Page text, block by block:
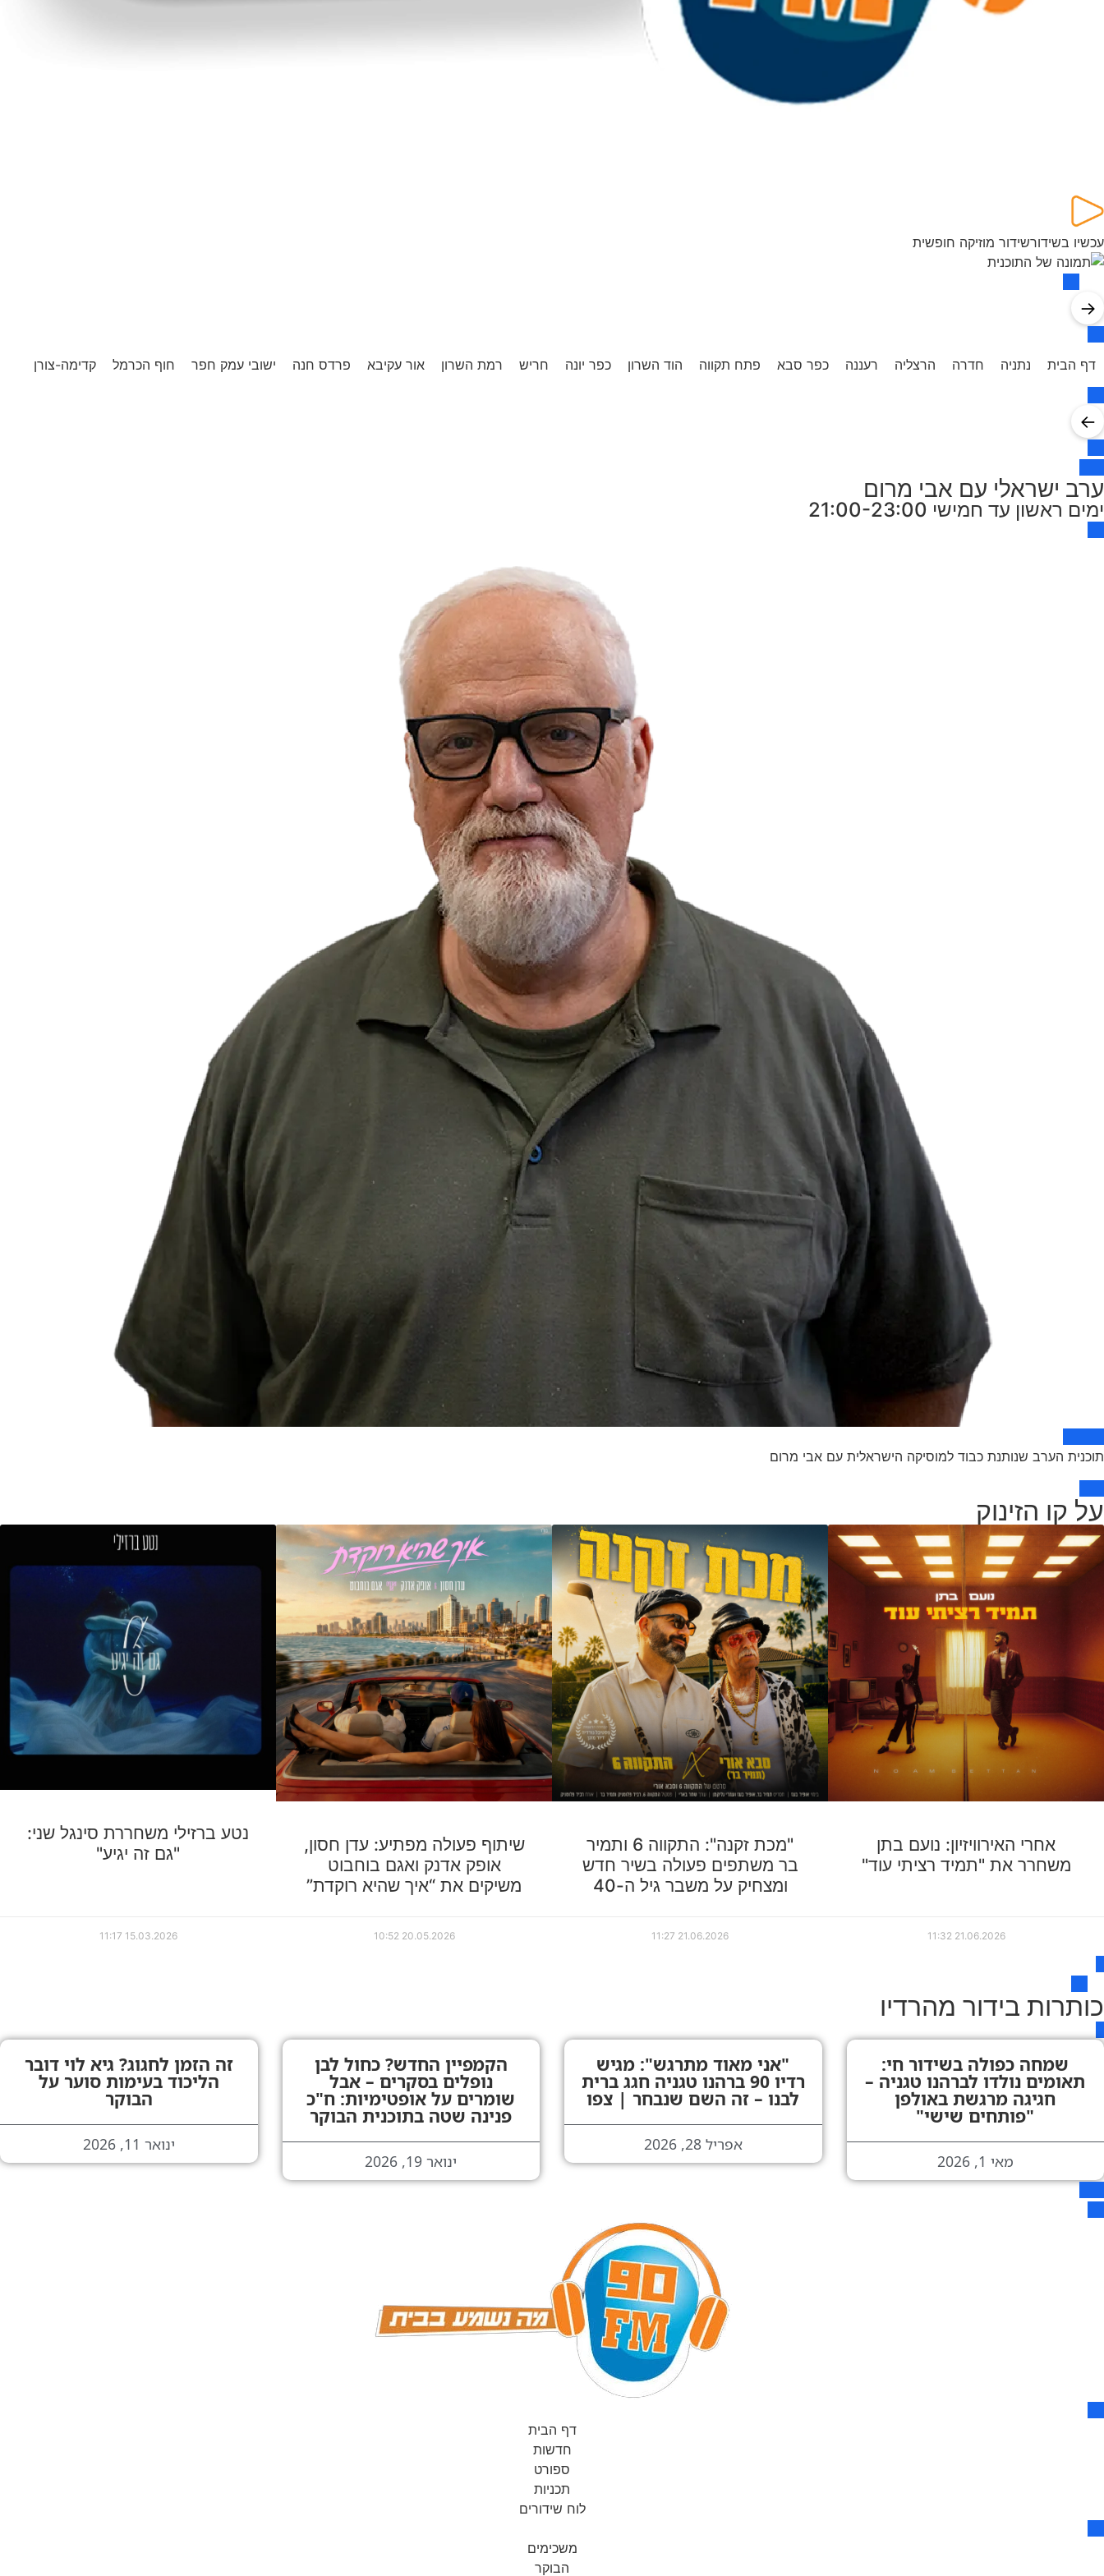
עכשיו בשידורשידור מוזיקה חופשית
→
דף הבית נתניה חדרה הרצליה רעננה כפר סבא פתח תקווה הוד השרון כפר יונה חריש רמת השרון אור עקיבא פרדס חנה ישובי עמק חפר חוף הכרמל קדימה-צורן
←
ערב ישראלי עם אבי מרום
ימים ראשון עד חמישי 21:00-23:00
תוכנית הערב שנותנת כבוד למוסיקה הישראלית עם אבי מרום
על קו הזינוק
אחרי האירוויזיון: נועם בתן
משחרר את "תמיד רציתי עוד"
21.06.2026
11:32
"מכת זקנה": התקווה 6 ותמיר
בר משתפים פעולה בשיר חדש
ומצחיק על משבר גיל ה-40
21.06.2026
11:27
שיתוף פעולה מפתיע: עדן חסון,
אופק אדנק ואגם בוחבוט
משיקים את “איך שהיא רוקדת”
20.05.2026
10:52
נטע ברזילי משחררת סינגל שני:
"גם זה יגיע"
15.03.2026
11:17
כותרות בידור מהרדיו
שמחה כפולה בשידור חי:
תאומים נולדו לברהנו טגניה –
חגיגה מרגשת באולפן
"פותחים שישי"
מאי 1, 2026
"אני מאוד מתרגש": מגיש
רדיו 90 ברהנו טגניה חגג ברית
לבנו – זה השם שנבחר | צפו
אפריל 28, 2026
הקמפיין החדש? כחול לבן
נופלים בסקרים – אבל
שומרים על אופטימיות: ח"כ
פנינה שטה בתוכנית הבוקר
ינואר 19, 2026
זה הזמן לחגוג? גיא לוי דובר
הליכוד בעימות סוער על
הבוקר
ינואר 11, 2026
דף הבית
חדשות
ספורט
תכניות
לוח שידורים
משכימים
הבוקר